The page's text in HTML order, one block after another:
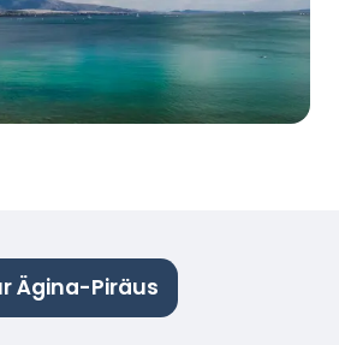
Ägina-Piräus